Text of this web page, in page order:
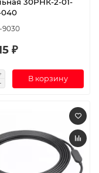
9030
₽
В корзину